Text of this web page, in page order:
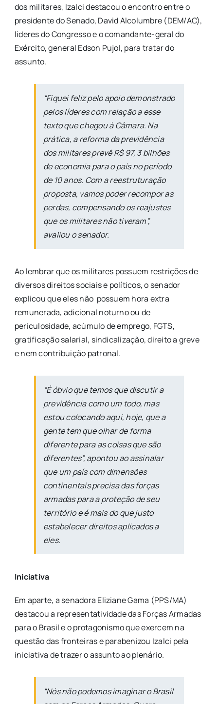
dos militares, Izalci destacou o encontro entre o
presidente do Senado, David Alcolumbre (DEM/AC),
líderes do Congresso e o comandante-geral do
Exército, general Edson Pujol, para tratar do
assunto.
“Fiquei feliz pelo apoio demonstrado
pelos líderes com relação a esse
texto que chegou à Câmara. Na
prática, a reforma da previdência
dos militares prevê R$ 97, 3 bilhões
de economia para o país no período
de 10 anos. Com a reestruturação
proposta, vamos poder recompor as
perdas, compensando os reajustes
que os militares não tiveram”,
avaliou o senador.
Ao lembrar que os militares possuem restrições de
diversos direitos sociais e políticos, o senador
explicou que eles não possuem hora extra
remunerada, adicional noturno ou de
periculosidade, acúmulo de emprego, FGTS,
gratificação salarial, sindicalização, direito a greve
e nem contribuição patronal.
“É óbvio que temos que discutir a
previdência como um todo, mas
estou colocando aqui, hoje, que a
gente tem que olhar de forma
diferente para as coisas que são
diferentes”, apontou ao assinalar
que um país com dimensões
continentais precisa das forças
armadas para a proteção de seu
território e é mais do que justo
estabelecer direitos aplicados a
eles.
Iniciativa
Em aparte, a senadora Eliziane Gama (PPS/MA)
destacou a representatividade das Forças Armadas
para o Brasil e o protagonismo que exercem na
questão das fronteiras e parabenizou Izalci pela
iniciativa de trazer o assunto ao plenário.
“Nós não podemos imaginar o Brasil